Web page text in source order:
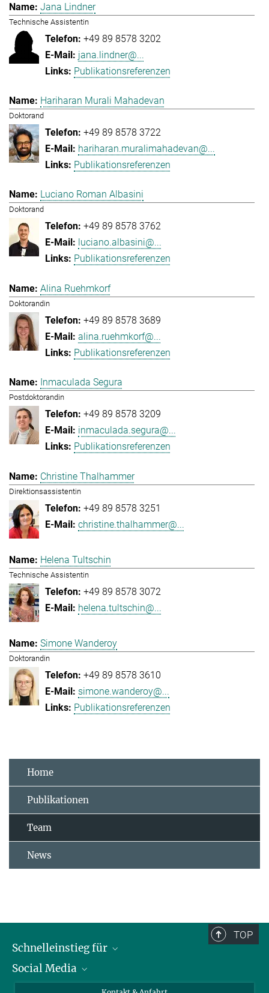
Jana Lindner
Technische Assistentin
+49 89 8578 3202
jana.lindner@...
Publikationsreferenzen
Hariharan Murali Mahadevan
Doktorand
+49 89 8578 3722
hariharan.muralimahadevan@...
Publikationsreferenzen
Luciano Roman Albasini
Doktorand
+49 89 8578 3762
luciano.albasini@...
Publikationsreferenzen
Alina Ruehmkorf
Doktorandin
+49 89 8578 3689
alina.ruehmkorf@...
Publikationsreferenzen
Inmaculada Segura
Postdoktorandin
+49 89 8578 3209
inmaculada.segura@...
Publikationsreferenzen
Christine Thalhammer
Direktionsassistentin
+49 89 8578 3251
christine.thalhammer@...
Helena Tultschin
Technische Assistentin
+49 89 8578 3072
helena.tultschin@...
Simone Wanderoy
Doktorandin
+49 89 8578 3610
simone.wanderoy@...
Publikationsreferenzen
Home
Publikationen
Team
News
TOP
Schnelleinstieg für
Journalist*innen
Social Media